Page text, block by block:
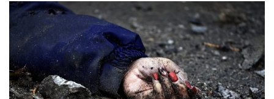
Історії
Рецепти
Привітання
Здоров’я
Події